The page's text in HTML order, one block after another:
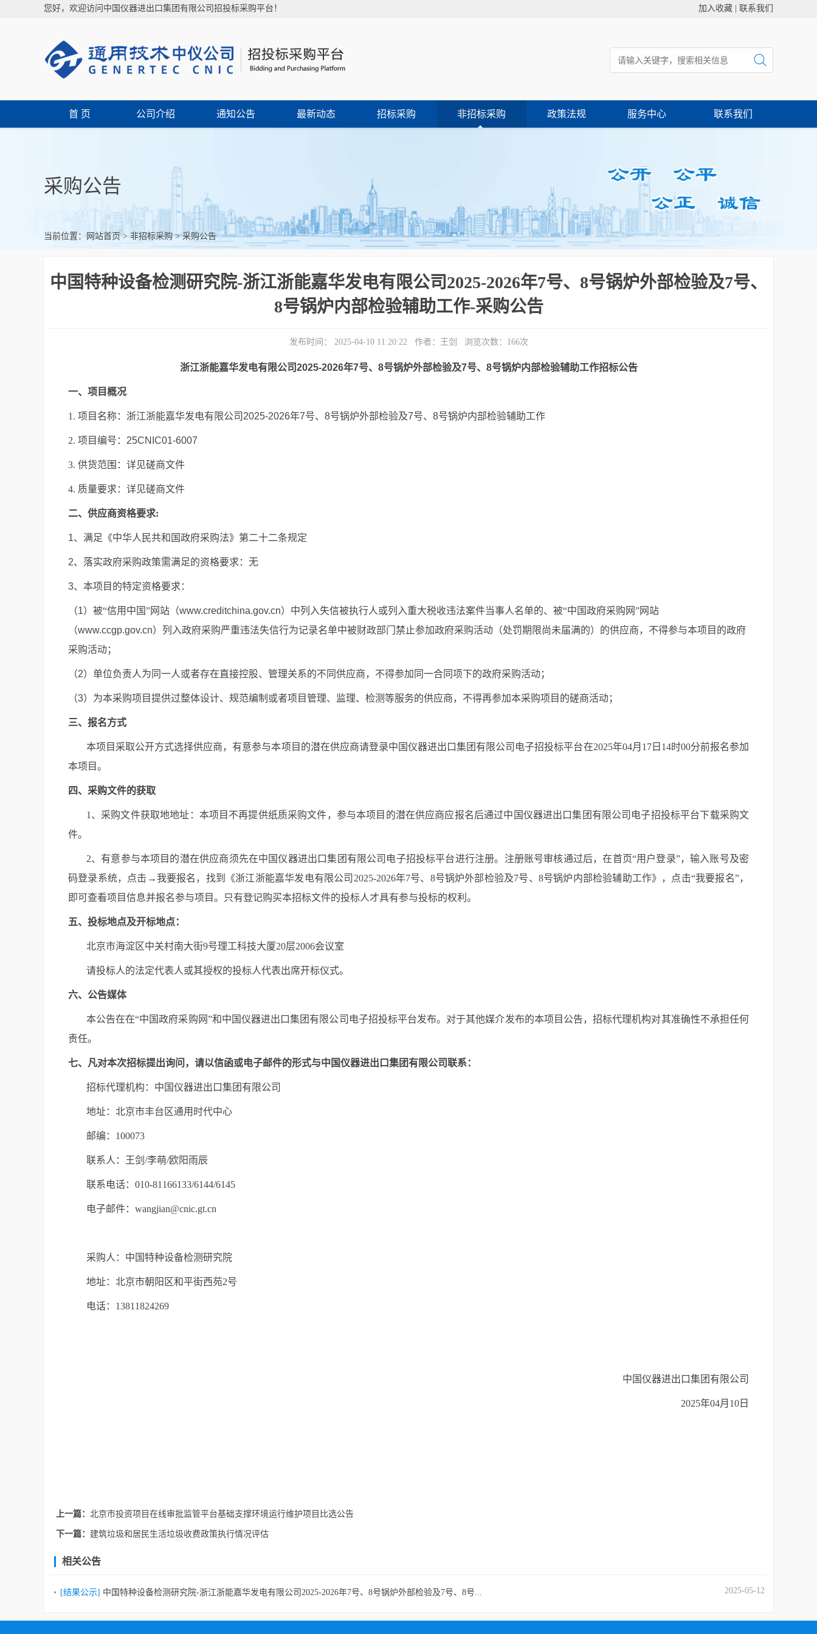
您好，欢迎访问中国仪器进出口集团有限公司招投标采购平台！ 加入收藏 联系我们
首 页 公司介绍 通知公告 最新动态 招标采购 非招标采购 政策法规 服务中心 联系我们
采购公告
当前位置： 网站首页>非招标采购>采购公告
中国特种设备检测研究院-浙江浙能嘉华发电有限公司2025-2026年7号、8号锅炉外部检验及7号、
8号锅炉内部检验辅助工作-采购公告
发布时间： 2025-04-10 11:20:22 作者：王剑 浏览次数： 166次
浙江浙能嘉华发电有限公司2025-2026年7号、 8号锅炉外部检验及7号、 8号锅炉内部检验辅助工作招标公告
一、项目概况
1. 项目名称： 浙江浙能嘉华发电有限公司 2025-2026年7号、 8号锅炉外部检验及7号、 8号锅炉内部检验辅助工作
2. 项目编号： 25CNIC01-6007
3. 供货范围： 详见磋商文件
4. 质量要求： 详见磋商文件
二、供应商资格要求:
1、满足《中华人民共和国政府采购法》第二十二条规定
2、落实政府采购政策需满足的资格要求：无
3、本项目的特定资格要求：
（1）被“信用中国”网站（www.creditchina.gov.cn）中列入失信被执行人或列入重大税收违法案件当事人名单的、被“中国政府采购网”网站
（www.ccgp.gov.cn）列入政府采购严重违法失信行为记录名单中被财政部门禁止参加政府采购活动（处罚期限尚未届满的）的供应商，不得参与本项目的政府
采购活动；
（2）单位负责人为同一人或者存在直接控股、管理关系的不同供应商，不得参加同一合同项下的政府采购活动；
（3）为本采购项目提供过整体设计、规范编制或者项目管理、监理、检测等服务的供应商，不得再参加本采购项目的磋商活动；
三、报名方式
本项目采取公开方式选择供应商，有意参与本项目的潜在供应商请登录中国仪器进出口集团有限公司电子招投标平台在2025年04月17日14时00分前报名参加
本项目。
四、采购文件的获取
1 、采购文件获取地地址：本项目不再提供纸质采购文件，参与本项目的潜在供应商应报名后通过中国仪器进出口集团有限公司电子招投标平台下载采购文
件。
2、有意参与本项目的潜在供应商须先在中国仪器进出口集团有限公司电子招投标平台进行注册。注册账号审核通过后，在首页“用户登录”，输入账号及密
码登录系统，点击 →我要报名，找到《浙江浙能嘉华发电有限公司 2025-2026年7号、8号锅炉外部检验及7号、8号锅炉内部检验辅助工作》，点击“我要报名”，
即可查看项目信息并报名参与项目。只有登记购买本招标文件的投标人才具有参与投标的权利。
五、投标地点及开标地点：
北京市海淀区中关村南大街9号理工科技大厦20层2006会议室
请投标人的法定代表人或其授权的投标人代表出席开标仪式。
六、公告媒体
本公告在在“中国政府采购网”和中国仪器进出口集团有限公司电子招投标平台发布。对于其他媒介发布的本项目公告，招标代理机构对其准确性不承担任何
责任。
七、 凡对本次招标提出询问，请以信函或电子邮件的形式与中国仪器进出口集团有限公司联系：
招标代理机构： 中国仪器进出口集团有限公司
地址： 北京市丰台区通用时代中心
邮编： 100073
联系人： 王剑 /李萌/欧阳雨辰
联系电话： 010-81166133/6144/6145
电子邮件： wangjian@cnic.gt.cn
采购人： 中国特种设备检测研究院
地址： 北京市朝阳区和平街西苑2号
电话： 13811824269
中国仪器进出口集团有限公司
2025年04月10日
上一篇： 北京市投资项目在线审批监管平台基础支撑环境运行维护项目比选公告
下一篇： 建筑垃圾和居民生活垃圾收费政策执行情况评估
相关公告
2025-05-12
[结果公示] 中国特种设备检测研究院-浙江浙能嘉华发电有限公司2025-2026年7号、8号锅炉外部检验及7号、8号...